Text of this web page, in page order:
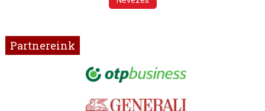
Partnereink